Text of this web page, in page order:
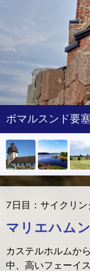
ボマルスンド要
7日目：サイクリ
マリエハムン
カステルホルムか
中、高いフェーイ